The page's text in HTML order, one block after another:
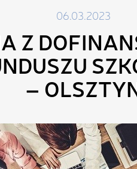
06.03.2023
Z
–